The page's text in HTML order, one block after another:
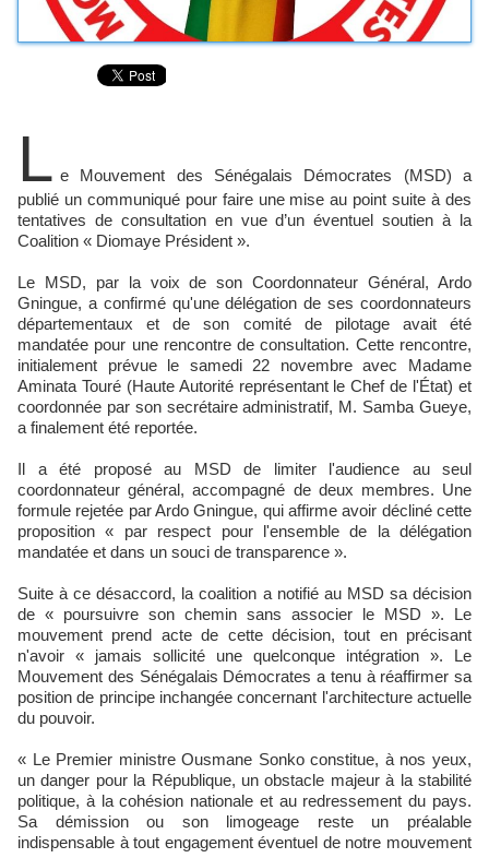
L e Mouvement des Sénégalais Démocrates (MSD) a
publié un communiqué pour faire une mise au point suite à des
tentatives de consultation en vue d’un éventuel soutien à la
Coalition « Diomaye Président ».
Le MSD, par la voix de son Coordonnateur Général, Ardo
Gningue, a confirmé qu'une délégation de ses coordonnateurs
départementaux et de son comité de pilotage avait été
mandatée pour une rencontre de consultation. Cette rencontre,
initialement prévue le samedi 22 novembre avec Madame
Aminata Touré (Haute Autorité représentant le Chef de l'État) et
coordonnée par son secrétaire administratif, M. Samba Gueye,
a finalement été reportée.
Il a été proposé au MSD de limiter l'audience au seul
coordonnateur général, accompagné de deux membres. Une
formule rejetée par Ardo Gningue, qui affirme avoir décliné cette
proposition « par respect pour l'ensemble de la délégation
mandatée et dans un souci de transparence ».
Suite à ce désaccord, la coalition a notifié au MSD sa décision
de « poursuivre son chemin sans associer le MSD ». Le
mouvement prend acte de cette décision, tout en précisant
n'avoir « jamais sollicité une quelconque intégration ». Le
Mouvement des Sénégalais Démocrates a tenu à réaffirmer sa
position de principe inchangée concernant l'architecture actuelle
du pouvoir.
« Le Premier ministre Ousmane Sonko constitue, à nos yeux,
un danger pour la République, un obstacle majeur à la stabilité
politique, à la cohésion nationale et au redressement du pays.
Sa démission ou son limogeage reste un préalable
indispensable à tout engagement éventuel de notre mouvement